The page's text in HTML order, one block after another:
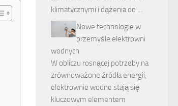
klimatycznymi i dążenia do …
Nowe technologie w
przemyśle elektrowni
wodnych
W obliczu rosnącej potrzeby na
zrównoważone źródła energii,
elektrownie wodne stają się
kluczowym elementem